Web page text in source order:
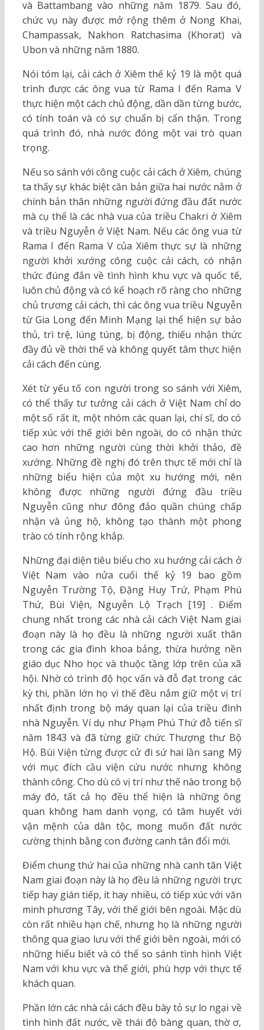
và Battambang vào những năm 1879. Sau đó,
chức vụ này được mở rộng thêm ở Nong Khai,
Champassak, Nakhon Ratchasima (Khorat) và
Ubon và những năm 1880.
Nói tóm lại, cải cách ở Xiêm thế kỷ 19 là một quá
trình được các ông vua từ Rama I đến Rama V
thực hiện một cách chủ động, dần dần từng bước,
có tính toán và có sự chuẩn bị cẩn thận. Trong
quá trình đó, nhà nước đóng một vai trò quan
trọng.
Nếu so sánh với công cuộc cải cách ở Xiêm, chúng
ta thấy sự khác biệt căn bản giữa hai nước nằm ở
chính bản thân những người đứng đầu đất nước
mà cụ thể là các nhà vua của triều Chakri ở Xiêm
và triều Nguyễn ở Việt Nam. Nếu các ông vua từ
Rama I đến Rama V của Xiêm thực sự là những
người khởi xướng công cuộc cải cách, có nhận
thức đúng đắn về tình hình khu vực và quốc tế,
luôn chủ động và có kế hoạch rõ ràng cho những
chủ trương cải cách, thì các ông vua triều Nguyễn
từ Gia Long đến Minh Mạng lại thể hiện sự bảo
thủ, trì trệ, lúng túng, bị động, thiếu nhận thức
đầy đủ về thời thế và không quyết tâm thực hiện
cải cách đến cùng.
Xét từ yếu tố con người trong so sánh với Xiêm,
có thể thấy tư tưởng cải cách ở Việt Nam chỉ do
một số rất ít, một nhóm các quan lại, chí sĩ, do có
tiếp xúc với thế giới bên ngoài, do có nhận thức
cao hơn những người cùng thời khởi thảo, đề
xướng. Những đề nghị đó trên thực tế mới chỉ là
những biểu hiện của một xu hướng mới, nên
không được những người đứng đầu triều
Nguyễn cũng như đông đảo quần chúng chấp
nhận và ủng hộ, không tạo thành một phong
trào có tính rộng khắp.
Những đại diện tiêu biểu cho xu hướng cải cách ở
Việt Nam vào nửa cuối thế kỷ 19 bao gồm
Nguyễn Trường Tộ, Đặng Huy Trứ, Phạm Phú
Thứ, Bùi Viện, Nguyễn Lộ Trạch [19] . Điểm
chung nhất trong các nhà cải cách Việt Nam giai
đoạn này là họ đều là những người xuất thân
trong các gia đình khoa bảng, thừa hưởng nền
giáo dục Nho học và thuộc tầng lớp trên của xã
hội. Nhờ có trình độ học vấn và đỗ đạt trong các
kỳ thi, phần lớn họ vì thế đều nắm giữ một vị trí
nhất định trong bộ máy quan lại của triều đình
nhà Nguyễn. Ví dụ như Phạm Phú Thứ đỗ tiến sĩ
năm 1843 và đã từng giữ chức Thượng thư Bộ
Hộ. Bùi Viện từng được cử đi sứ hai lần sang Mỹ
với mục đích cầu viện cứu nước nhưng không
thành công. Cho dù có vị trí như thế nào trong bộ
máy đó, tất cả họ đều thể hiện là những ông
quan không ham danh vọng, có tâm huyết với
vận mệnh của dân tộc, mong muốn đất nước
cường thịnh bằng con đường canh tân đổi mới.
Điểm chung thứ hai của những nhà canh tân Việt
Nam giai đoạn này là họ đều là những người trực
tiếp hay gián tiếp, ít hay nhiều, có tiếp xúc với văn
minh phương Tây, với thế giới bên ngoài. Mặc dù
còn rất nhiều hạn chế, nhưng họ là những người
thông qua giao lưu với thế giới bên ngoài, mới có
những hiểu biết và có thể so sánh tình hình Việt
Nam với khu vực và thế giới, phù hợp với thực tế
khách quan.
Phần lớn các nhà cải cách đều bày tỏ sự lo ngại về
tình hình đất nước, về thái độ bàng quan, thờ ơ,